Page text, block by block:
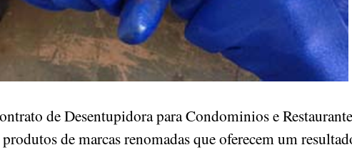
de Desentupidora para Condominios e
de marcas renomadas que oferecem um